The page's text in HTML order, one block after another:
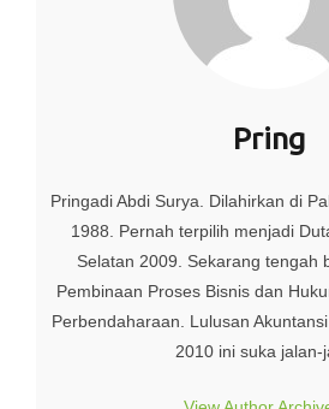
Pring
Pringadi Abdi Surya. Dilahirkan di
1988. Pernah terpilih menjadi
Selatan 2009. Sekarang tengah
Pembinaan Proses Bisnis dan
Perbendaharaan. Lulusan
2010 ini suka jalan-